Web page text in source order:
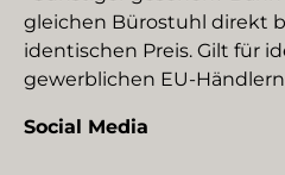
gleichen Bürostuhl direkt
identischen Preis. Gilt für
gewerblichen EU-
Social Media